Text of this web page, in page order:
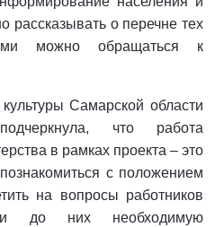
рассказывать о перечне тех
можно обращаться к
Самарской области
что работа
в рамках проекта – это
с положением
на вопросы работников
до них необходимую